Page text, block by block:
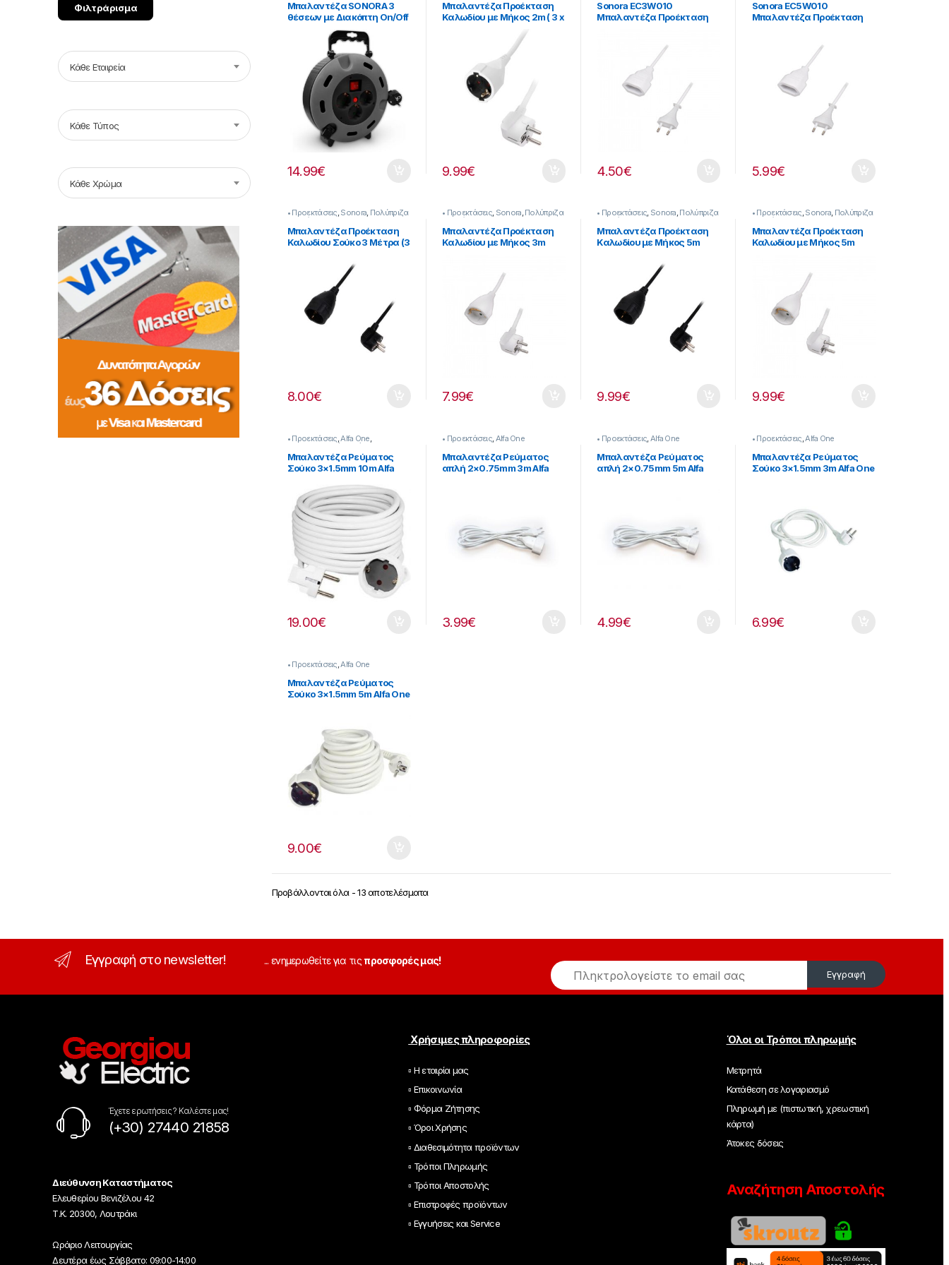
Μπαλαντέζα SONORA 3
θέσεων με Διακόπτη On/Off
και Καλώδιο 5m
[253221045]
14.99€
Μπαλαντέζα Προέκταση
Καλωδίου με Μήκος 2m ( 3 x
9.99€
Sonora EC3W010
Μπαλαντέζα Προέκταση
4.50€
Sonora EC5W010
Μπαλαντέζα Προέκταση
5.99€
• Προεκτάσεις,Sonora, Πολύπριζα
& Αντάπτορες
Μπαλαντέζα Προέκταση
Καλωδίου Σούκο 3 Μέτρα (3
8.00€
• Προεκτάσεις, Sonora,Πολύπριζα
& Αντάπτορες
Μπαλαντέζα Προέκταση
Καλωδίου με Μήκος 3m
7.99€
• Προεκτάσεις, Sonora,Πολύπριζα
& Αντάπτορες
Μπαλαντέζα Προέκταση
Καλωδίου με Μήκος 5m
9.99€
• Προεκτάσεις,Sonora, Πολύπριζα
& Αντάπτορες
Μπαλαντέζα Προέκταση
Καλωδίου με Μήκος 5m
9.99€
• Προεκτάσεις,Alfa One,
Ηλεκτρολογικό Υλικό
Μπαλαντέζα Ρεύματος
Σούκο 3×1.5mm 10m Alfa
19.00€
• Προεκτάσεις,Alfa One
Μπαλαντέζα Ρεύματος
απλή 2×0.75mm 3m Alfa
3.99€
• Προεκτάσεις,Alfa One
Μπαλαντέζα Ρεύματος
απλή 2×0.75mm 5m Alfa
4.99€
• Προεκτάσεις,Alfa One
Μπαλαντέζα Ρεύματος
Σούκο 3×1.5mm 3m Alfa One
6.99€
• Προεκτάσεις,Alfa One
Μπαλαντέζα Ρεύματος
Σούκο 3×1.5mm 5m Alfa One
9.00€
Προβάλλονται όλα - 13 αποτελέσματα
Φιλτράρισμα
Κάθε Εταιρεία
Κάθε Τύπος
Κάθε Χρώμα
Εγγραφή στο newsletter! ... ενημερωθείτε για τιςπροσφορές μας!
E
m
a
Εγγραφή
Έχετε ερωτήσεις ? Καλέστε μας!
(+30) 27440 21858
Διεύθυνση Καταστήματος
Ελευθερίου Βενιζέλου 42
Τ.Κ. 20300, Λουτράκι
Ωράριο Λειτουργίας
Δευτέρα έως Σάββατο: 09:00-14:00
Χρήσιμες πληροφορίες
▫ Η εταιρία μας
▫ Επικοινωνία
▫ Φόρμα Ζήτησης
▫ Όροι Χρήσης
▫ Διαθεσιμότητα προϊόντων
▫ Τρόποι Πληρωμής
▫ Τρόποι Αποστολής
▫ Επιστροφές προϊόντων
▫ Εγγυήσεις και Service
Όλοι οι Τρόποι πληρωμής
Μετρητά
Κατάθεση σε λογαριασμό
Πληρωμή με (πιστωτική, χρεωστική
κάρτα)
Άτοκες δόσεις
Αναζήτηση Αποστολής